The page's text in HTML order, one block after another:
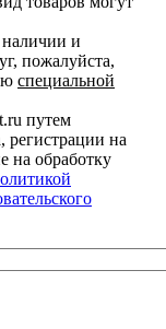
и
пожалуйста,
специальной
путем
регистрации на
на обработку